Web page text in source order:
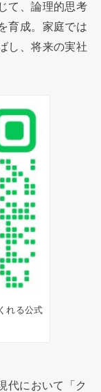
て、論理的思考
育成。家庭では
し、将来の実社
れる公式
代において「ク